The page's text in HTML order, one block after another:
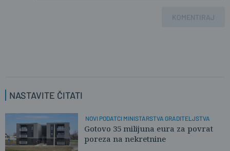
KOMENTIRAJ
NASTAVITE ČITATI
NOVI PODATCI MINISTARSTVA GRADITELJSTVA
Gotovo 35 milijuna eura za povrat
poreza na nekretnine